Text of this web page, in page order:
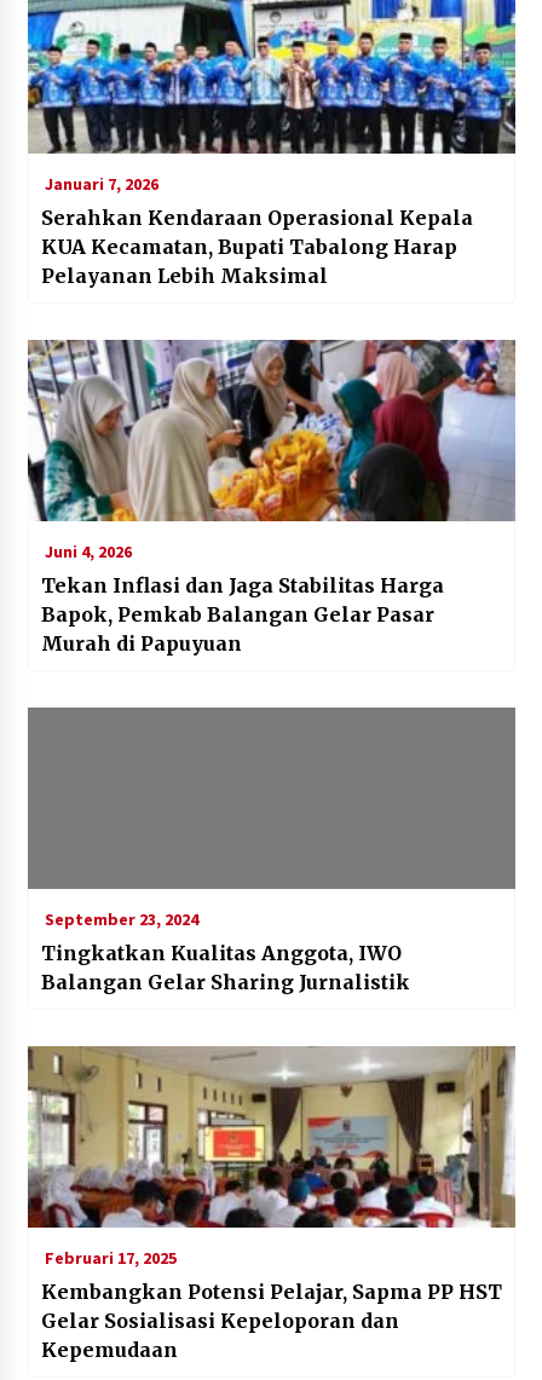
Januari 7, 2026
Serahkan Kendaraan Operasional Kepala
KUA Kecamatan, Bupati Tabalong Harap
Pelayanan Lebih Maksimal
Juni 4, 2026
Tekan Inflasi dan Jaga Stabilitas Harga
Bapok, Pemkab Balangan Gelar Pasar
Murah di Papuyuan
September 23, 2024
Tingkatkan Kualitas Anggota, IWO
Balangan Gelar Sharing Jurnalistik
Februari 17, 2025
Kembangkan Potensi Pelajar, Sapma PP HST
Gelar Sosialisasi Kepeloporan dan
Kepemudaan